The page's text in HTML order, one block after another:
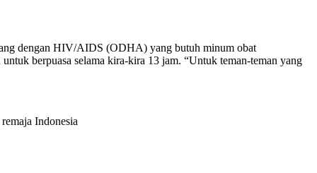
dengan HIV/AIDS (ODHA) yang butuh minum obat
berpuasa selama kira-kira 13 jam. “Untuk teman-teman yang
Indonesia